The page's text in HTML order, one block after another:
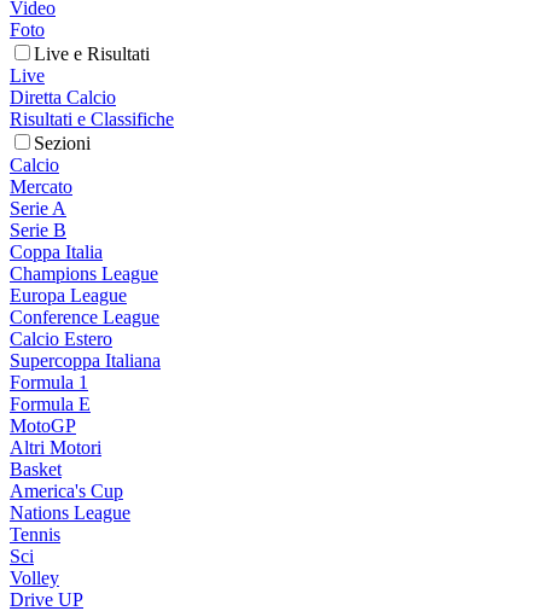
Video
Foto
Live e Risultati
Live
Diretta Calcio
Risultati e Classifiche
Sezioni
Calcio
Mercato
Serie A
Serie B
Coppa Italia
Champions League
Europa League
Conference League
Calcio Estero
Supercoppa Italiana
Formula 1
Formula E
MotoGP
Altri Motori
Basket
America's Cup
Nations League
Tennis
Sci
Volley
Drive UP